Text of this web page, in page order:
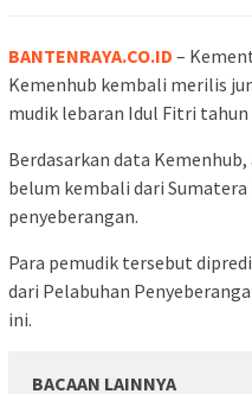
BANTENRAYA.CO.ID –
Kemenhub kembali merilis
mudik lebaran Idul Fitri tahun
Berdasarkan data
belum kembali dari
penyeberangan.
Para pemudik tersebut
dari Pelabuhan
ini.
BACAAN LAINNYA